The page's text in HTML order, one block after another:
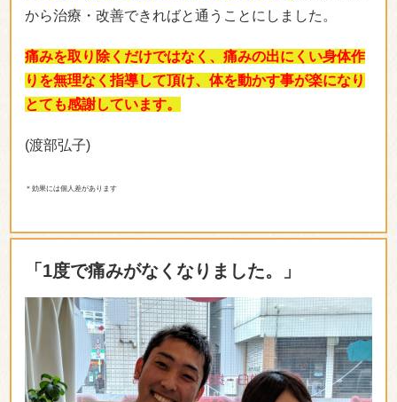
から治療・改善できればと通うことにしました。
痛みを取り除くだけではなく、痛みの出にくい身体作
りを無理なく指導して頂け、体を動かす事が楽になり
とても感謝しています。
(渡部弘子)
＊効果には個人差があります
「1度で痛みがなくなりました。」